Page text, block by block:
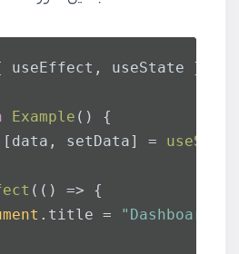
useEffect, useState }
Example ( ) {
[data, setData] = useState
( () => {
. title = "Dashboard"